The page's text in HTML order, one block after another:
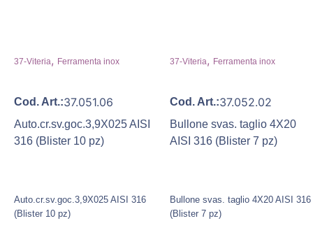
37-Viteria, Ferramenta inox
Cod. Art.:37.051.06
Auto.cr.sv.goc.3,9X025 AISI
316 (Blister 10 pz)
Auto.cr.sv.goc.3,9X025 AISI 316
(Blister 10 pz)
37-Viteria, Ferramenta inox
Cod. Art.:37.052.02
Bullone svas. taglio 4X20
AISI 316 (Blister 7 pz)
Bullone svas. taglio 4X20 AISI 316
(Blister 7 pz)